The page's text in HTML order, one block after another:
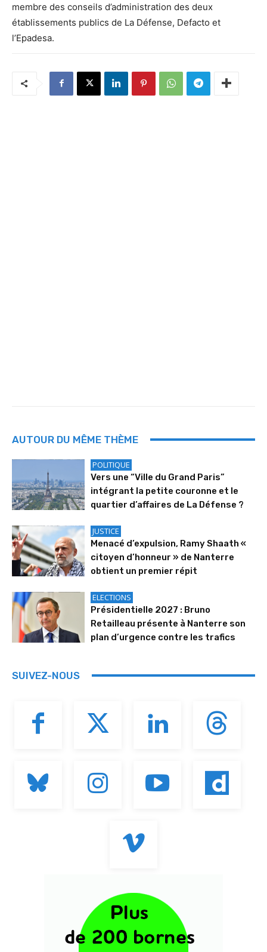
membre des conseils d’administration des deux
établissements publics de La Défense, Defacto et
l’Epadesa.
AUTOUR DU MÊME THÈME
POLITIQUE
Vers une “Ville du Grand Paris”
intégrant la petite couronne et le
quartier d’affaires de La Défense ?
JUSTICE
Menacé d’expulsion, Ramy Shaath «
citoyen d’honneur » de Nanterre
obtient un premier répit
ELECTIONS
Présidentielle 2027 : Bruno
Retailleau présente à Nanterre son
plan d’urgence contre les trafics
SUIVEZ-NOUS